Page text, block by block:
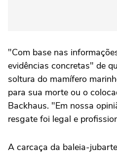
"Com base nas
evidências concretas" de
soltura do mamífero
para sua morte ou o
Backhaus. "Em nossa
resgate foi legal e
A carcaça da baleia-